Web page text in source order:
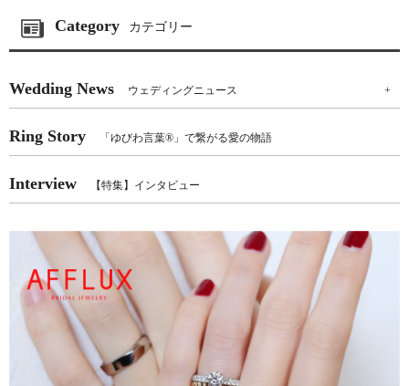
Category カテゴリー
Wedding News ウェディングニュース +
Ring Story 「ゆびわ言葉®」で繋がる愛の物語
Interview 【特集】インタビュー